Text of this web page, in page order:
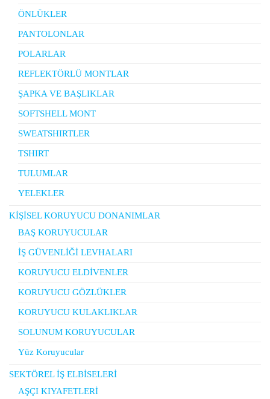
ÖNLÜKLER
PANTOLONLAR
POLARLAR
REFLEKTÖRLÜ MONTLAR
ŞAPKA VE BAŞLIKLAR
SOFTSHELL MONT
SWEATSHIRTLER
TSHIRT
TULUMLAR
YELEKLER
KİŞİSEL KORUYUCU DONANIMLAR
BAŞ KORUYUCULAR
İŞ GÜVENLİĞİ LEVHALARI
KORUYUCU ELDİVENLER
KORUYUCU GÖZLÜKLER
KORUYUCU KULAKLIKLAR
SOLUNUM KORUYUCULAR
Yüz Koruyucular
SEKTÖREL İŞ ELBİSELERİ
AŞÇI KIYAFETLERİ